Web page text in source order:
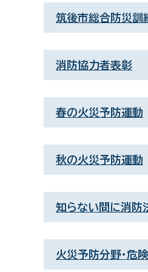
筑後市総合防災訓
消防協力者表彰
春の火災予防運動
秋の火災予防運動
知らない間に消防
火災予防分野・危